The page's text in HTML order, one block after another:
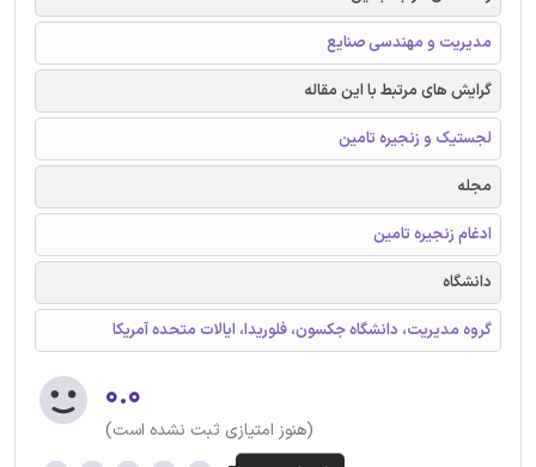
مدیریت و مهندسی صنایع
گرایش های مرتبط با این مقاله
لجستیک و زنجیره تامین
مجله
ادغام زنجیره تامین
دانشگاه
گروه مدیریت، دانشگاه جکسون، فلوریدا، ایالات متحده آمریکا
۰.۰
(هنوز امتیازی ثبت نشده است)